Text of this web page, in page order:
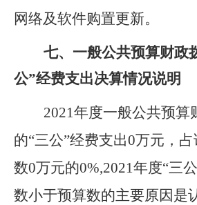
网络及软件购置更新。
七、 一般公共预算财政
公”经费支出决算情况说明
2021年度一般公共预算
的“三公”经费支出0万元，
数0万元的0%,2021年度“三
数小于预算数的主要原因是